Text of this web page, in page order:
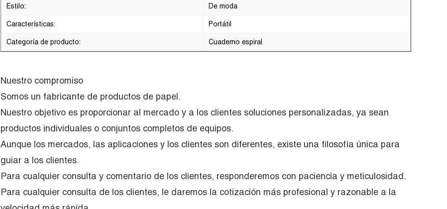
Estilo: De moda
Características: Portátil
Categoría de producto: Cuaderno espiral
Nuestro compromiso
Somos un fabricante de productos de papel.
Nuestro objetivo es proporcionar al mercado y a los clientes soluciones personalizadas, ya sean
productos individuales o conjuntos completos de equipos.
Aunque los mercados, las aplicaciones y los clientes son diferentes, existe una filosofía única para
guiar a los clientes.
Para cualquier consulta y comentario de los clientes, responderemos con paciencia y meticulosidad.
Para cualquier consulta de los clientes, le daremos la cotización más profesional y razonable a la